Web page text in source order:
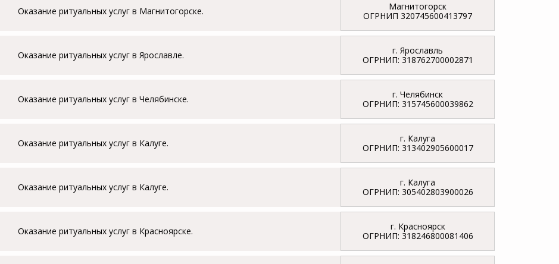
Оказание ритуальных услуг в Магнитогорске.
Магнитогорск
ОГРНИП 320745600413797
Оказание ритуальных услуг в Ярославле.
г. Ярославль
ОГРНИП: 318762700002871
Оказание ритуальных услуг в Челябинске.
г. Челябинск
ОГРНИП: 315745600039862
Оказание ритуальных услуг в Калуге.
г. Калуга
ОГРНИП: 313402905600017
Оказание ритуальных услуг в Калуге.
г. Калуга
ОГРНИП: 305402803900026
Оказание ритуальных услуг в Красноярске.
г. Красноярск
ОГРНИП: 318246800081406